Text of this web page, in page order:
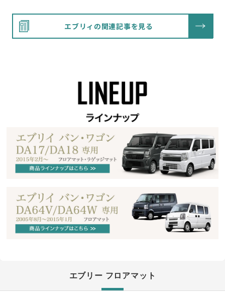
エブリィの関連記事を見る
エブリー フロアマット